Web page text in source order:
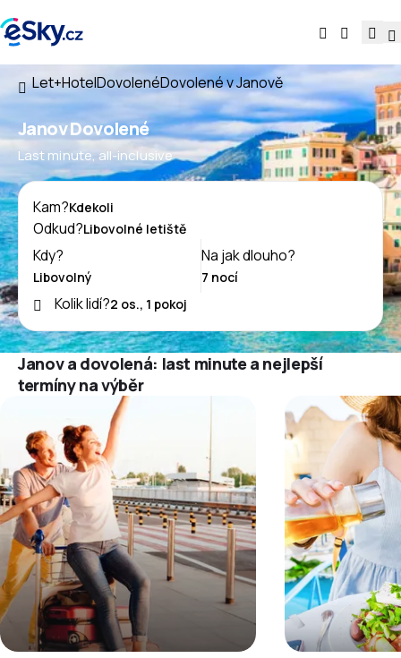
Let+HotelDovolenéDovolené v Janově
Janov Dovolené
Last minute, all-inclusive
Kam?
Odkud?
Kdy?
Na jak dlouho?
Kolik lidí?
Janov a dovolená: last minute a nejlepší
termíny na výběr